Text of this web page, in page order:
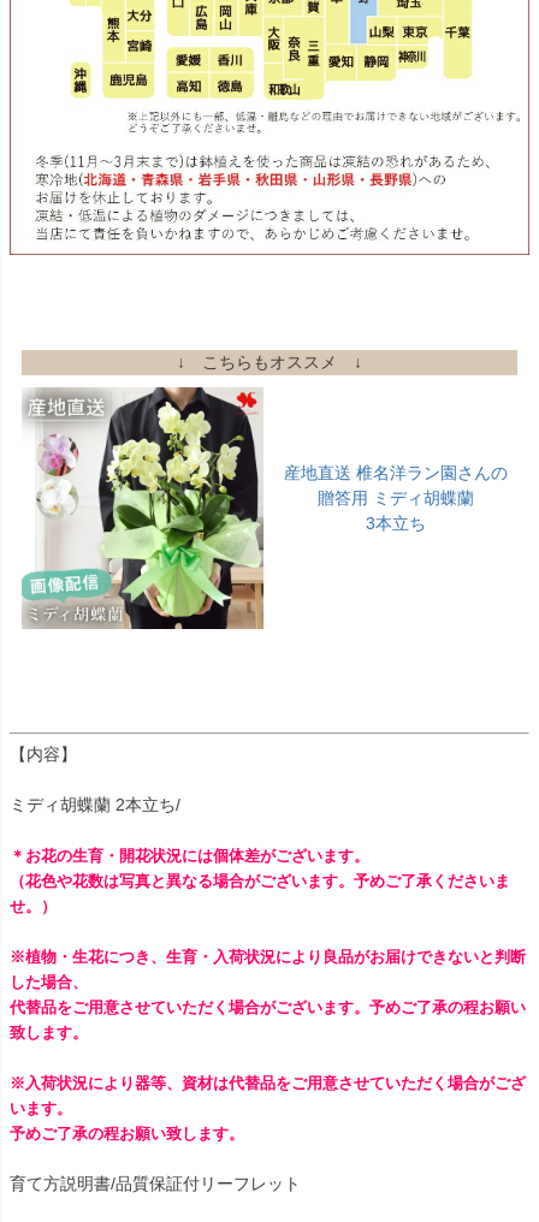
↓ こちらもオススメ ↓
産地直送 椎名洋ラン園さんの
贈答用 ミディ胡蝶蘭
3本立ち
【内容】
ミディ胡蝶蘭 2本立ち/
＊お花の生育・開花状況には個体差がございます。
（花色や花数は写真と異なる場合がございます。予めご了承くださいま
せ。）
※植物・生花につき、生育・入荷状況により良品がお届けできないと判断
した場合、
代替品をご用意させていただく場合がございます。予めご了承の程お願い
致します。
※入荷状況により器等、資材は代替品をご用意させていただく場合がござ
います。
予めご了承の程お願い致します。
育て方説明書/品質保証付リーフレット